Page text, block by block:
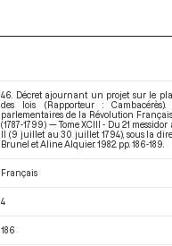
46. Décret ajournant un projet sur le
des lois (Rapporteur :
parlementaires de la Révolution
(1787-1799) — Tome XCIII - Du 21
II (9 juillet au 30 juillet 1794), sous la
Brunel et Aline Alquier. 1982. pp. 186-189.
Français
4
186